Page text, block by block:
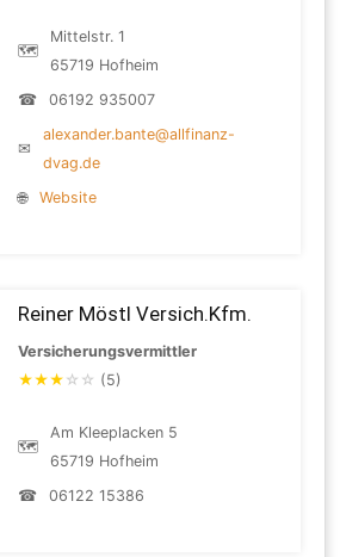
🗺
Mittelstr. 1
65719 Hofheim
☎
06192 935007
✉
alexander.bante@allfinanz-
dvag.de
🌐
Website
Reiner Möstl Versich.Kfm.
Versicherungsvermittler
★★★ ☆ ☆ (5)
🗺
Am Kleeplacken 5
65719 Hofheim
☎
06122 15386